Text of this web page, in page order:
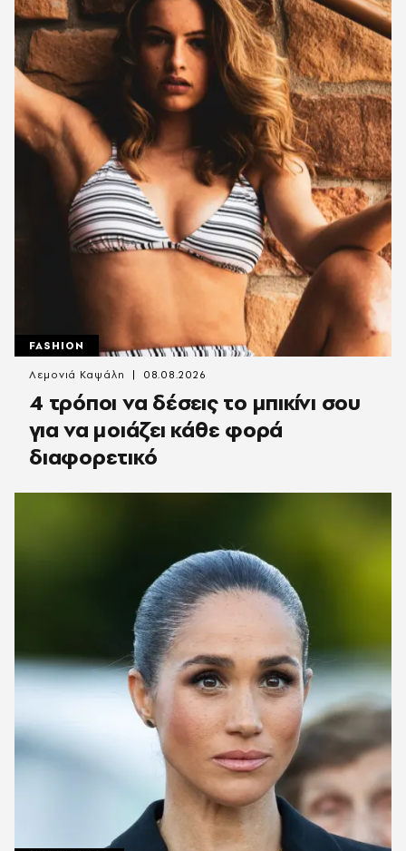
FASHION
4 τρόποι να δέσεις το μπικίνι σου
για να μοιάζει κάθε φορά
διαφορετικό
Λεμονιά Καψάλη 08.08.2026